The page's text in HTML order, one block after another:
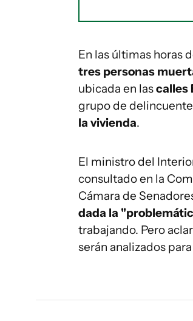
En las últimas horas
tres personas
ubicada en lascalles
grupo de
la vivienda.
El ministro del
consultado en la
Cámara de
dada la
trabajando. Pero
serán analizados